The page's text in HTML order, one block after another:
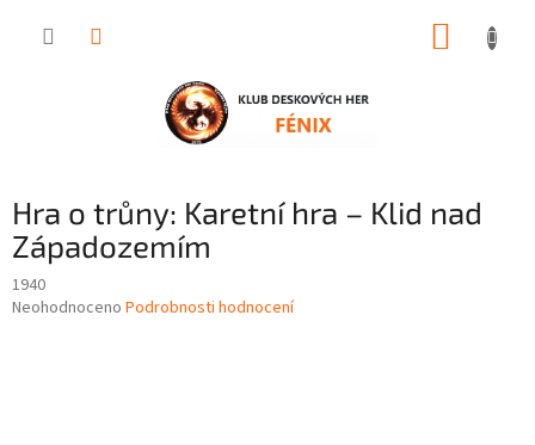
Hra o trůny: Karetní hra – Klid nad
Západozemím
1940
Průměrné
Neohodnoceno Podrobnosti hodnocení